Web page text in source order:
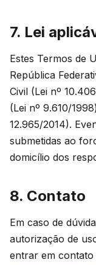
7. Lei
Estes Termos de
República
Civil (Lei nº
(Lei nº 9.610/
12.965/2014).
submetidas ao
domicílio dos
8. Contato
Em caso de
autorização de
entrar em